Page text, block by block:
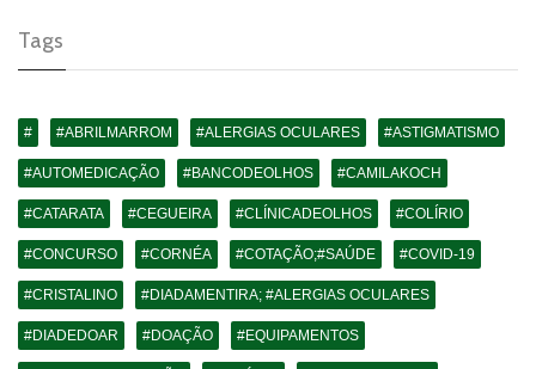
Tags
# #ABRILMARROM #ALERGIAS OCULARES #ASTIGMATISMO
#AUTOMEDICAÇÃO #BANCODEOLHOS #CAMILAKOCH
#CATARATA #CEGUEIRA #CLÍNICADEOLHOS #COLÍRIO
#CONCURSO #CORNÉA #COTAÇÃO;#SAÚDE #COVID-19
#CRISTALINO #DIADAMENTIRA; #ALERGIAS OCULARES
#DIADEDOAR #DOAÇÃO #EQUIPAMENTOS